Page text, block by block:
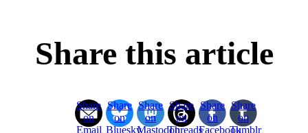
Share this article
Share
on
Email
Share
on
Bluesky
Share
on
Mastodon
Share
on
Threads
Share
on
Facebook
Share
on
Tumblr